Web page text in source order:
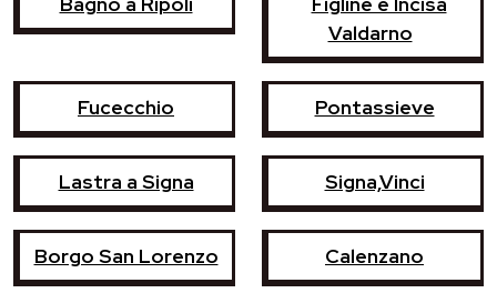
Valdarno
Fucecchio Pontassieve
Lastra a Signa Signa,Vinci
Borgo San Lorenzo Calenzano